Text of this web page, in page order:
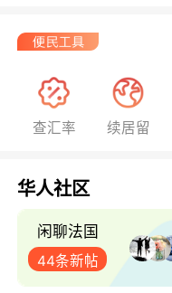
查汇率 续居留
华人社区
闲聊法国
44条新帖